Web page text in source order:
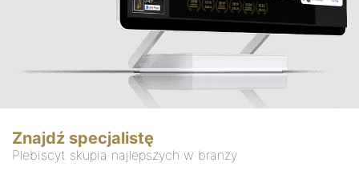
Znajdź specjalistę
Plebiscyt skupia najlepszych w branży